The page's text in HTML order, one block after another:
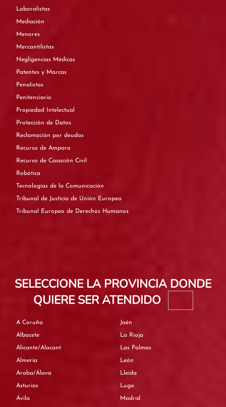
Laboralistas
Mediación
Menores
Mercantilistas
Negligencias Médicas
Patentes y Marcas
Penalistas
Penitenciario
Propiedad Intelectual
Protección de Datos
Reclamación por deudas
Recurso de Amparo
Recurso de Casación Civil
Robótica
Tecnologías de la Comunicación
Tribunal de Justicia de Unión Europea
Tribunal Europeo de Derechos Humanos
SELECCIONE LA PROVINCIA DONDE
QUIERE SER ATENDIDO
A Coruña
Albacete
Alicante/Alacant
Almería
Araba/Álava
Asturias
Ávila
Jaén
La Rioja
Las Palmas
León
Lleida
Lugo
Madrid